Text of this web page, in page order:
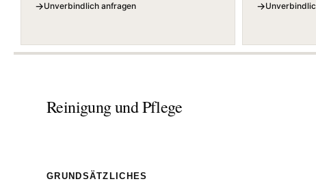
Unverbindlich anfragen
Reinigung und Pflege
GRUNDSÄTZLICHES